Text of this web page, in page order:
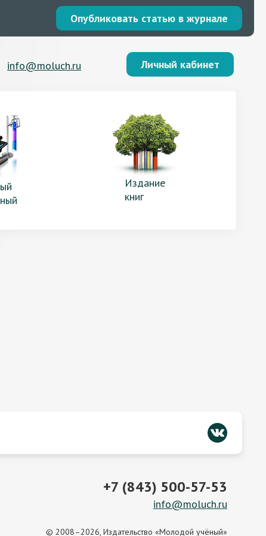
Опубликовать статью в журнале
info@moluch.ru Личный кабинет
Издание
книг
+7 (843) 500-57-53
info@moluch.ru
© 2008–2026, Издательство «Молодой учёный»